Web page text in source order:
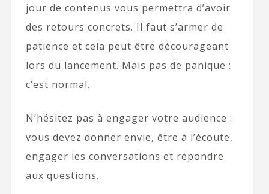
jour de contenus vous permettra d’avoir
des retours concrets. Il faut s’armer de
patience et cela peut être décourageant
lors du lancement. Mais pas de panique :
c’est normal.
N’hésitez pas à engager votre audience :
vous devez donner envie, être à l’écoute,
engager les conversations et répondre
aux questions.